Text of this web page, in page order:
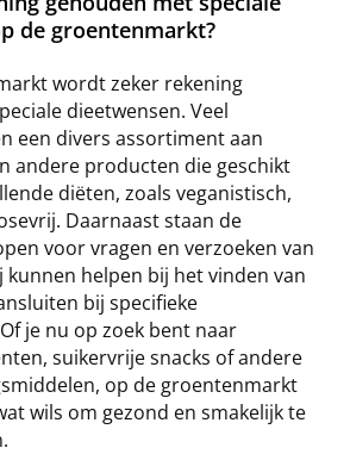
de groentenmarkt?
wordt zeker rekening
dieetwensen. Veel
een divers assortiment aan
andere producten die geschikt
diëten, zoals veganistisch,
Daarnaast staan de
voor vragen en verzoeken van
kunnen helpen bij het vinden van
bij specifieke
je nu op zoek bent naar
suikervrije snacks of andere
op de groentenmarkt
wils om gezond en smakelijk te